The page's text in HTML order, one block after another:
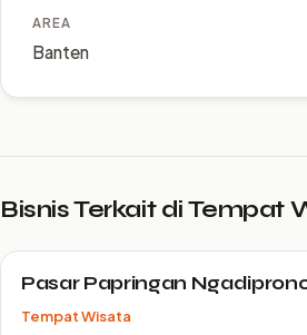
AREA
Banten
Bisnis Terkait di Tempat
Pasar Papringan
Tempat Wisata